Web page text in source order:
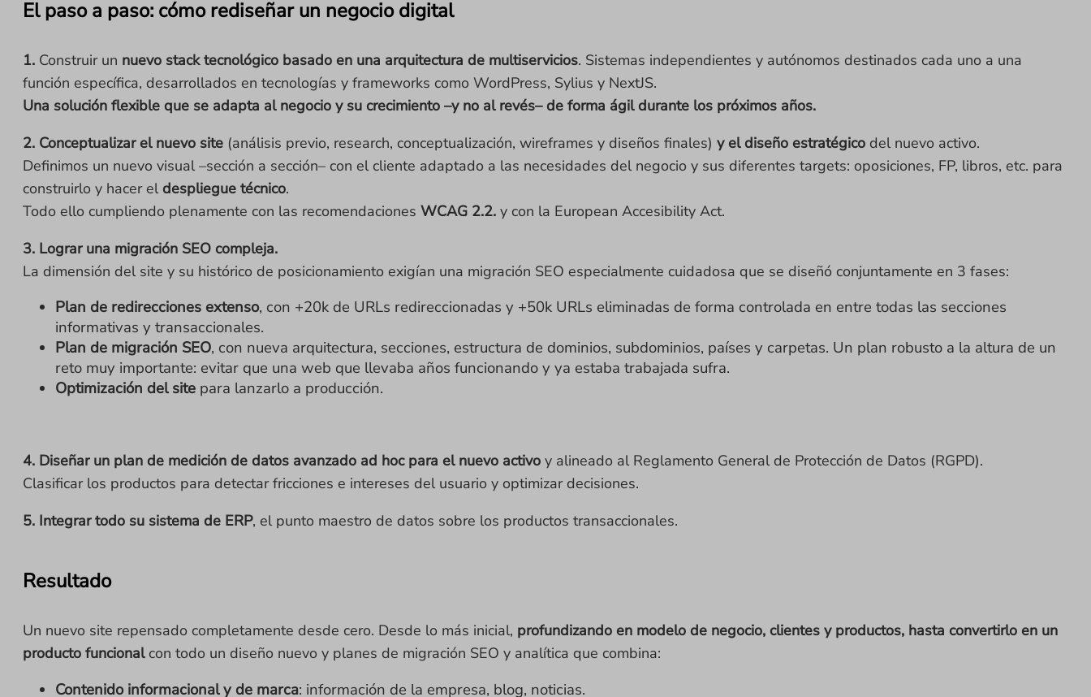
El paso a paso: cómo rediseñar un negocio digital
1. Construir un nuevo stack tecnológico basado en una arquitectura de multiservicios. Sistemas independientes y autónomos destinados cada uno a una
función específica, desarrollados en tecnologías y frameworks como WordPress, Sylius y NextJS.
Una solución flexible que se adapta al negocio y su crecimiento –y no al revés– de forma ágil durante los próximos años.
2. Conceptualizar el nuevo site (análisis previo, research, conceptualización, wireframes y diseños finales) y el diseño estratégico del nuevo activo.
Definimos un nuevo visual –sección a sección– con el cliente adaptado a las necesidades del negocio y sus diferentes targets: oposiciones, FP, libros, etc. para
construirlo y hacer el despliegue técnico.
Todo ello cumpliendo plenamente con las recomendaciones WCAG 2.2. y con la European Accesibility Act.
3. Lograr una migración SEO compleja.
La dimensión del site y su histórico de posicionamiento exigían una migración SEO especialmente cuidadosa que se diseñó conjuntamente en 3 fases:
Plan de redirecciones extenso, con +20k de URLs redireccionadas y +50k URLs eliminadas de forma controlada en entre todas las secciones
informativas y transaccionales.
Plan de migración SEO, con nueva arquitectura, secciones, estructura de dominios, subdominios, países y carpetas. Un plan robusto a la altura de un
reto muy importante: evitar que una web que llevaba años funcionando y ya estaba trabajada sufra.
Optimización del site para lanzarlo a producción.
4. Diseñar un plan de medición de datos avanzado ad hoc para el nuevo activo y alineado al Reglamento General de Protección de Datos (RGPD).
Clasificar los productos para detectar fricciones e intereses del usuario y optimizar decisiones.
5. Integrar todo su sistema de ERP, el punto maestro de datos sobre los productos transaccionales.
Resultado
Un nuevo site repensado completamente desde cero. Desde lo más inicial, profundizando en modelo de negocio, clientes y productos, hasta convertirlo en un
producto funcional con todo un diseño nuevo y planes de migración SEO y analítica que combina:
Contenido informacional y de marca: información de la empresa, blog, noticias.